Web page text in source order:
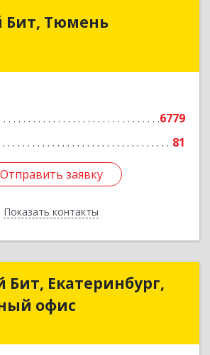
Бит, Тюмень
6779
81
Отправить заявку
Показать контакты
Бит, Тюмень
обл, Тюмень г, Республики
Отправить заявку
Назад
Бит, Екатеринбург,
офис
Бит, Екатеринбург,
Центральный офис